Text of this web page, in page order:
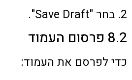
2. בחר "Save Draft".
8.2 פרסום העמוד
כדי לפרסם את העמוד: